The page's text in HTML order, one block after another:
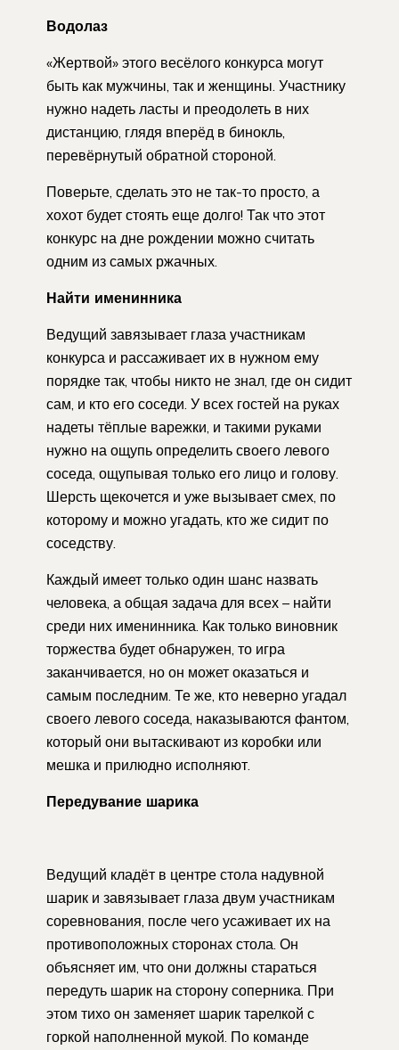
Водолаз
«Жертвой» этого весёлого конкурса могут
быть как мужчины, так и женщины. Участнику
нужно надеть ласты и преодолеть в них
дистанцию, глядя вперёд в бинокль,
перевёрнутый обратной стороной.
Поверьте, сделать это не так-то просто, а
хохот будет стоять еще долго! Так что этот
конкурс на дне рождении можно считать
одним из самых ржачных.
Найти именинника
Ведущий завязывает глаза участникам
конкурса и рассаживает их в нужном ему
порядке так, чтобы никто не знал, где он сидит
сам, и кто его соседи. У всех гостей на руках
надеты тёплые варежки, и такими руками
нужно на ощупь определить своего левого
соседа, ощупывая только его лицо и голову.
Шерсть щекочется и уже вызывает смех, по
которому и можно угадать, кто же сидит по
соседству.
Каждый имеет только один шанс назвать
человека, а общая задача для всех – найти
среди них именинника. Как только виновник
торжества будет обнаружен, то игра
заканчивается, но он может оказаться и
самым последним. Те же, кто неверно угадал
своего левого соседа, наказываются фантом,
который они вытаскивают из коробки или
мешка и прилюдно исполняют.
Передувание шарика
Ведущий кладёт в центре стола надувной
шарик и завязывает глаза двум участникам
соревнования, после чего усаживает их на
противоположных сторонах стола. Он
объясняет им, что они должны стараться
передуть шарик на сторону соперника. При
этом тихо он заменяет шарик тарелкой с
горкой наполненной мукой. По команде